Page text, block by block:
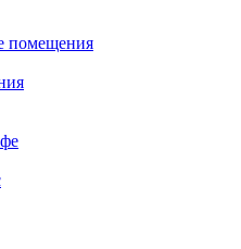
помещения